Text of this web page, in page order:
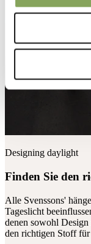
Designing daylight
Finden Sie den
Alle Svenssons'
Tageslicht
denen sowohl
den richtigen Stoff